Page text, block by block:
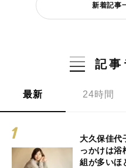
新着記事
記事
最新 24時間
大久保佳代
っかけは浴
組が多いほ